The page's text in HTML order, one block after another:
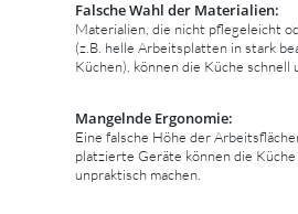
Falsche Wahl der Materialien:
Materialien, die nicht pflegeleicht
(z.B. helle Arbeitsplatten in stark
Küchen), können die Küche schnell
Mangelnde Ergonomie:
Eine falsche Höhe der
platzierte Geräte können die
unpraktisch machen.